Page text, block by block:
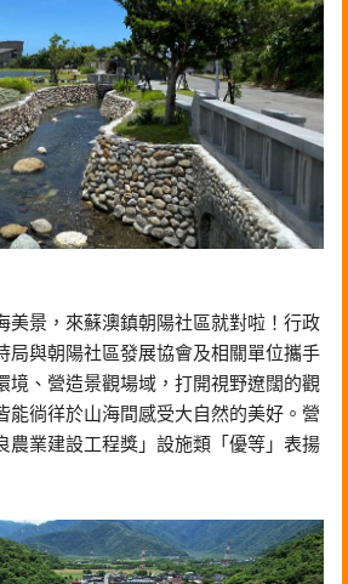
美景，來蘇澳鎮朝陽社區就對啦！行政
局與朝陽社區發展協會及相關單位攜手
境、營造景觀場域，打開視野遼闊的觀
能徜徉於山海間感受大自然的美好。營
農業建設工程獎」設施類「優等」表揚